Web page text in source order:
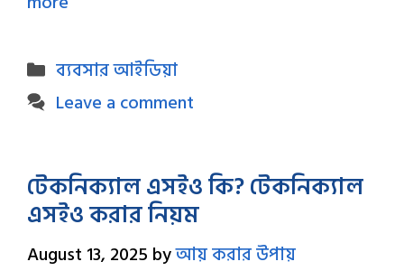
Categories
ব্যবসার আইডিয়া
Leave a comment
টেকনিক্যাল এসইও কি? টেকনিক্যাল
এসইও করার নিয়ম
August 13, 2025 byআয় করার উপায়